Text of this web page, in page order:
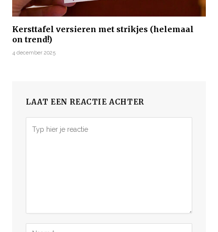
Kersttafel versieren met strikjes (helemaal
on trend!)
4 december 2025
LAAT EEN REACTIE ACHTER